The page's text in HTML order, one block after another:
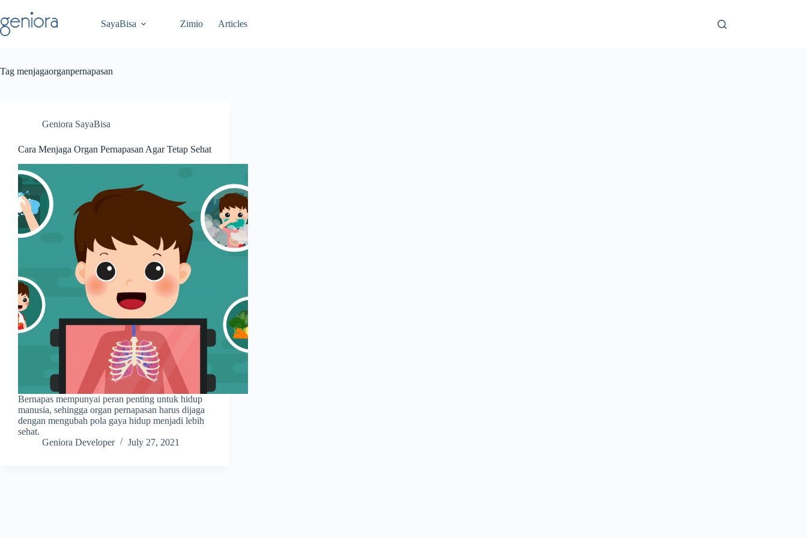
to
content
SayaBisa Zimio Articles
Tag menjagaorganpernapasan
Geniora SayaBisa
Cara Menjaga Organ Pernapasan Agar Tetap Sehat
Bernapas mempunyai peran penting untuk hidup
manusia, sehingga organ pernapasan harus dijaga
dengan mengubah pola gaya hidup menjadi lebih
sehat.
Geniora Developer
July 27, 2021